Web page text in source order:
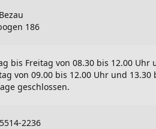
186
bis Freitag von 08.30 bis 12.00 Uhr
von 09.00 bis 12.00 Uhr und 13.30
geschlossen.
2236